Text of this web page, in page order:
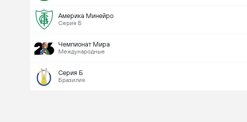
Америка Минейро
Серия Б
Чемпионат Мира
Международные
Серия Б
Бразилия